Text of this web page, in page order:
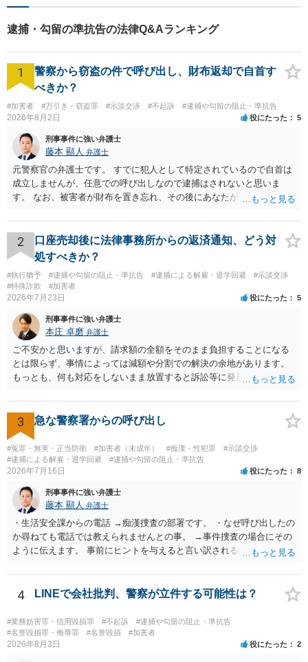
逮捕・勾留の準抗告の法律Q&Aランキング
1
警察から窃盗の件で呼び出し、財布返却で自首す
べきか？
#加害者 #万引き・窃盗罪 #示談交渉 #不起訴 #逮捕や勾留の阻止・準抗告
2026年8月2日 役にたった 5
刑事事件に強い弁護士
藤本 顯人 弁護士
元警察官の弁護士です。 すでに犯人として特定されているので自首は
成立しませんが、任意での呼び出しなので逮捕はされないと思いま
す。 なお、被害者が財布を置き忘れ、その後にあなたがトイレに入
と言い逃れはかなり厳しいものと思います。
2
口座売却後に法律事務所からの返済通知、どう対
処すべきか？
#執行猶予 #逮捕や勾留の阻止・準抗告 #逮捕による解雇・退学回避
#示談交渉
#特殊詐欺
#加害者
2026年7月23日 役にたった 5
刑事事件に強い弁護士
本庄 卓磨 弁護士
ご不安かと思いますが、請求額の全額をそのまま負担することになる
とは限らず、事情によっては減額や分割での解決の余地があります。
もっとも、何も対応をしないまま放置すると訴訟等に発展してしまう
めします。
3 急な警察署からの呼び出し
#冤罪・無実・正当防衛 #加害者（未成年） #痴漢・性犯罪
#示談交渉
#逮捕による解雇・退学回避
#逮捕や勾留の阻止・準抗告
2026年7月16日 役にたった 8
刑事事件に強い弁護士
藤本 顯人 弁護士
・生活安全課からの電話 →痴漢捜査の部署です。 ・なぜ呼び出したの
か尋ねても電話では教えられませんとの事。 →事件捜査の場合にその
ように伝えます。 事前にヒントを与えると言い訳されるからです。 ・
たり →やはり痴漢として疑われているのでは。 そもそも痴漢をやって
ないのであれば、何も疑われる筋合いは無いわけですし狼狽える必要
4 LINEで会社批判、警察が立件する可能性は？
#業務妨害罪・信用毀損罪 #不起訴
#逮捕や勾留の阻止・準抗告
#名誉毀損罪・侮辱罪
#名誉毀損 #加害者
2026年8月3日 役にたった 2